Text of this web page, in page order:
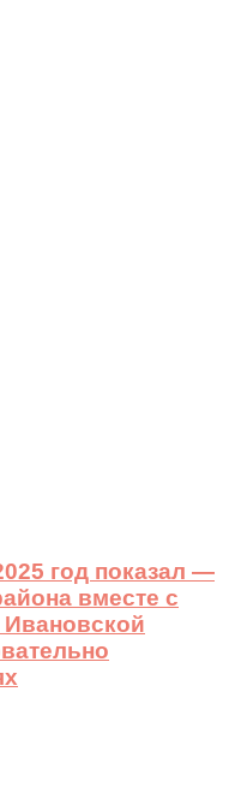
год показал —
вместе с